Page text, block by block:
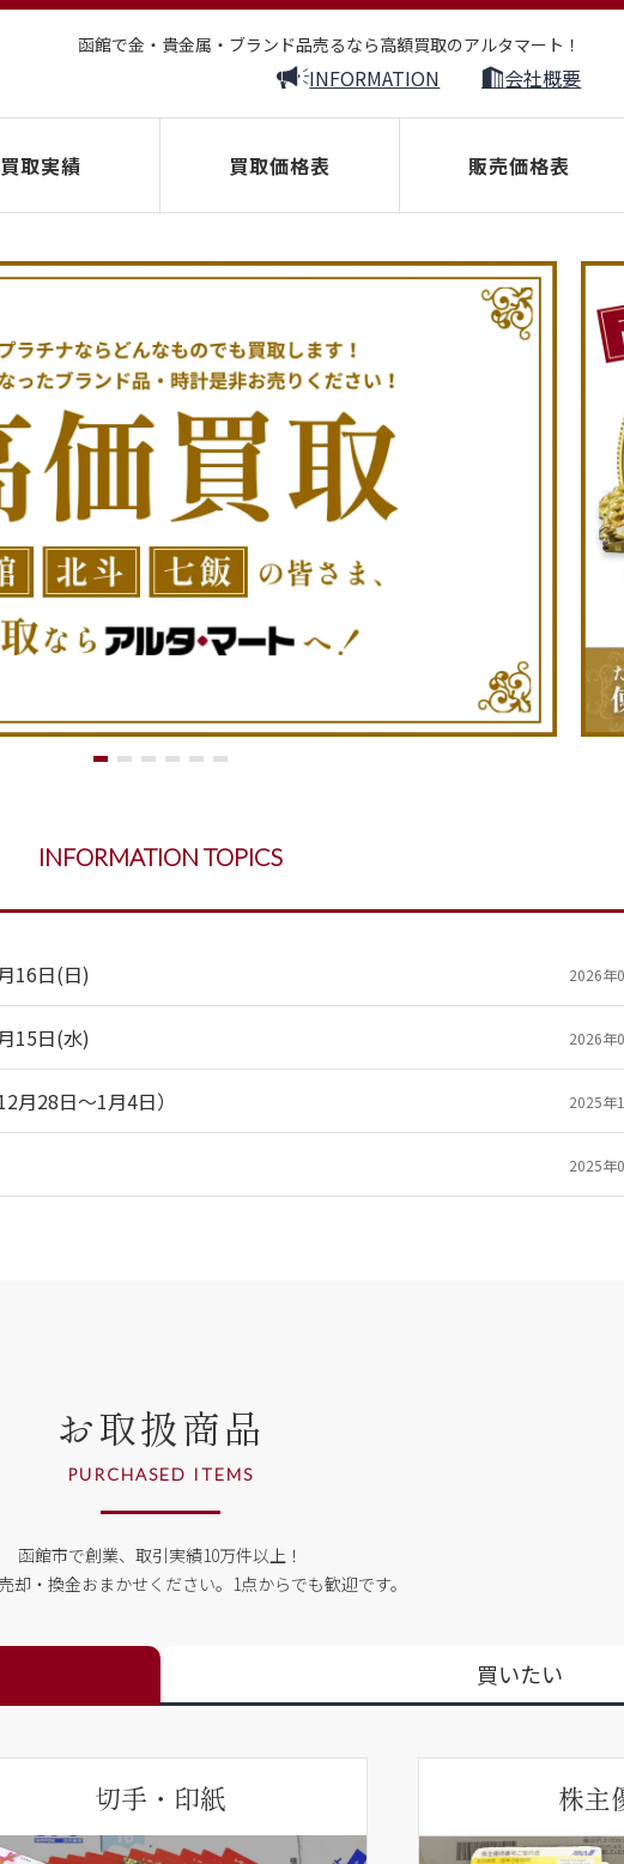
函館で金・貴金属・ブランド品売るなら高額買取のアルタマート！
INFORMATION 会社概要
買取実績 買取価格表 販売価格表
INFORMATION TOPICS
16日(日) 2026年
15日(水) 2026年
月28日～1月4日） 2025年
2025年
お取扱商品
PURCHASED ITEMS
函館市で創業、取引実績10万件以上！
却・換金おまかせください。 1点からでも歓迎です。
買いたい
切手・印紙 株主